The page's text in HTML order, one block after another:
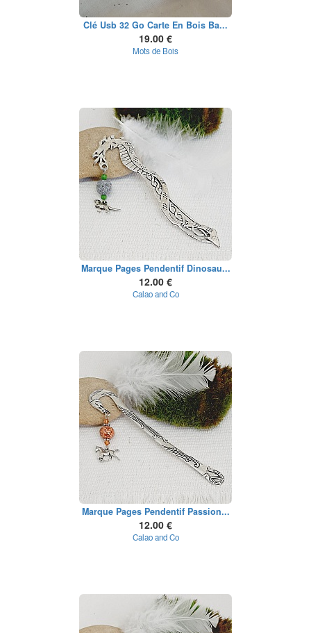
Clé Usb 32 Go Carte En Bois Ba...
19.00 €
Mots de Bois
Marque Pages Pendentif Dinosau...
12.00 €
Calao and Co
Marque Pages Pendentif Passion...
12.00 €
Calao and Co